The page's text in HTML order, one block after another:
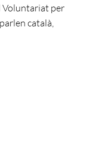
Voluntariat per
català,